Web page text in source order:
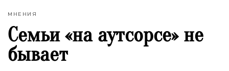
МНЕНИЯ
Семьи «на аутсорсе» не
бывает